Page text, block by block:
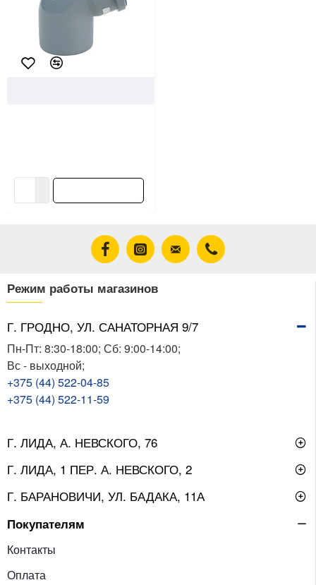
Режим работы магазинов
Г. ГРОДНО, УЛ. САНАТОРНАЯ 9/7
Пн-Пт: 8:30-18:00; Сб: 9:00-14:00;
Вс - выходной;
+375 (44) 522-04-85
+375 (44) 522-11-59
Г. ЛИДА, А. НЕВСКОГО, 76
Г. ЛИДА, 1 ПЕР. А. НЕВСКОГО, 2
Г. БАРАНОВИЧИ, УЛ. БАДАКА, 11А
Покупателям
Контакты
Оплата